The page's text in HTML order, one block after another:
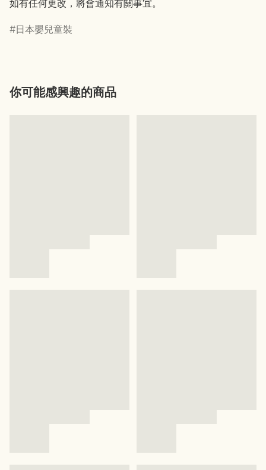
如有任何更改，將會通知有關事宜。
日本嬰兒童裝
你可能感興趣的商品